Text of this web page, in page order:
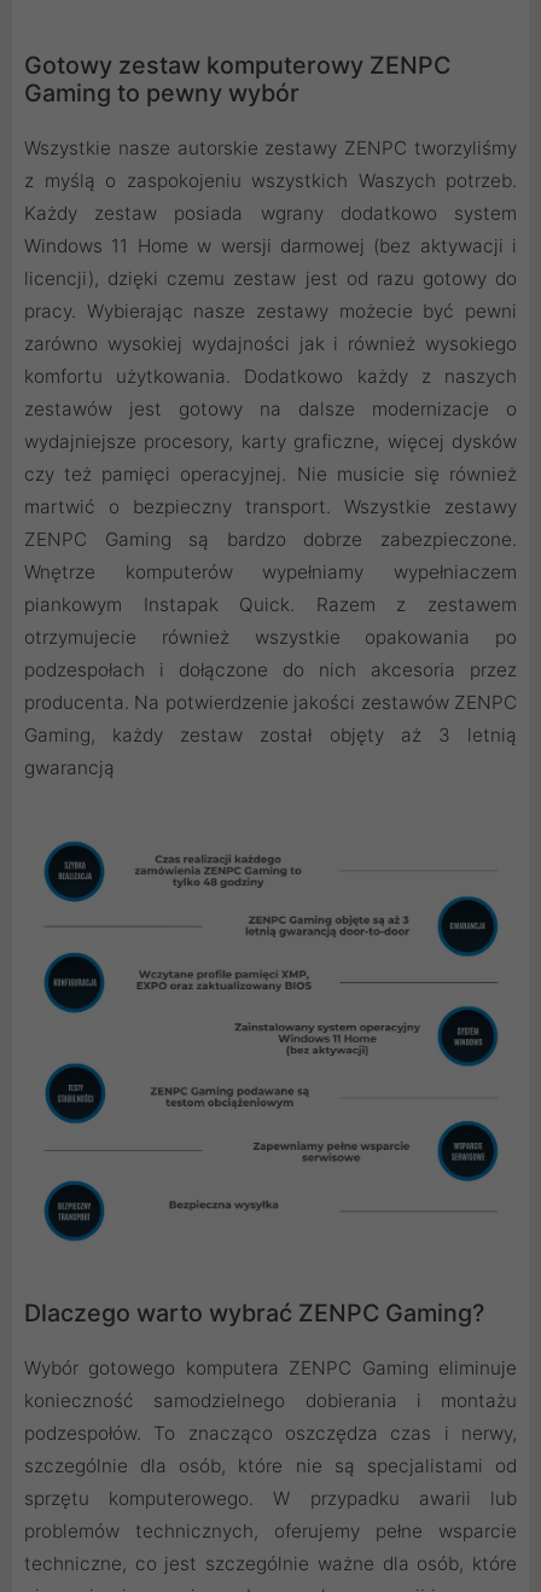
Gotowy zestaw komputerowy ZENPC
Gaming to pewny wybór
Wszystkie nasze autorskie zestawy ZENPC tworzyliśmy
z myślą o zaspokojeniu wszystkich Waszych potrzeb.
Każdy zestaw posiada wgrany dodatkowo system
Windows 11 Home w wersji darmowej (bez aktywacji i
licencji), dzięki czemu zestaw jest od razu gotowy do
pracy. Wybierając nasze zestawy możecie być pewni
zarówno wysokiej wydajności jak i również wysokiego
komfortu użytkowania. Dodatkowo każdy z naszych
zestawów jest gotowy na dalsze modernizacje o
wydajniejsze procesory, karty graficzne, więcej dysków
czy też pamięci operacyjnej. Nie musicie się również
martwić o bezpieczny transport. Wszystkie zestawy
ZENPC Gaming są bardzo dobrze zabezpieczone.
Wnętrze komputerów wypełniamy wypełniaczem
piankowym Instapak Quick. Razem z zestawem
otrzymujecie również wszystkie opakowania po
podzespołach i dołączone do nich akcesoria przez
producenta. Na potwierdzenie jakości zestawów ZENPC
Gaming, każdy zestaw został objęty aż 3 letnią
gwarancją
Dlaczego warto wybrać ZENPC Gaming?
Wybór gotowego komputera ZENPC Gaming eliminuje
konieczność samodzielnego dobierania i montażu
podzespołów. To znacząco oszczędza czas i nerwy,
szczególnie dla osób, które nie są specjalistami od
sprzętu komputerowego. W przypadku awarii lub
problemów technicznych, oferujemy pełne wsparcie
techniczne, co jest szczególnie ważne dla osób, które